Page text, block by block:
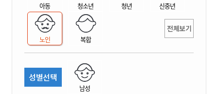
아동 청소년 청년 신중년
노인 복합
전체보기
성별선택
남성